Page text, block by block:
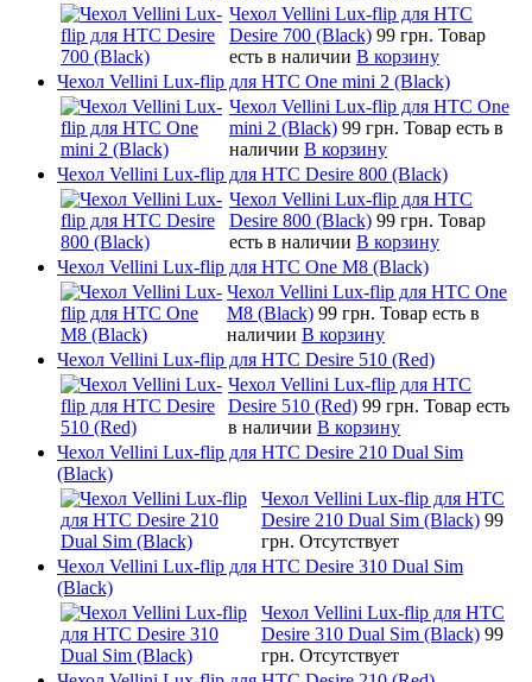
Чехол Vellini Lux-flip для HTC
Desire 700 (Black) 99 грн. Товар
есть в наличии В корзину
Чехол Vellini Lux-flip для HTC One mini 2 (Black)
Чехол Vellini Lux-flip для HTC One
mini 2 (Black) 99 грн. Товар есть в
наличии В корзину
Чехол Vellini Lux-flip для HTC Desire 800 (Black)
Чехол Vellini Lux-flip для HTC
Desire 800 (Black) 99 грн. Товар
есть в наличии В корзину
Чехол Vellini Lux-flip для HTC One M8 (Black)
Чехол Vellini Lux-flip для HTC One
M8 (Black) 99 грн. Товар есть в
наличии В корзину
Чехол Vellini Lux-flip для HTC Desire 510 (Red)
Чехол Vellini Lux-flip для HTC
Desire 510 (Red) 99 грн. Товар есть
в наличии В корзину
Чехол Vellini Lux-flip для HTC Desire 210 Dual Sim
(Black)
Чехол Vellini Lux-flip для HTC
Desire 210 Dual Sim (Black) 99
грн. Отсутствует
Чехол Vellini Lux-flip для HTC Desire 310 Dual Sim
(Black)
Чехол Vellini Lux-flip для HTC
Desire 310 Dual Sim (Black) 99
грн. Отсутствует